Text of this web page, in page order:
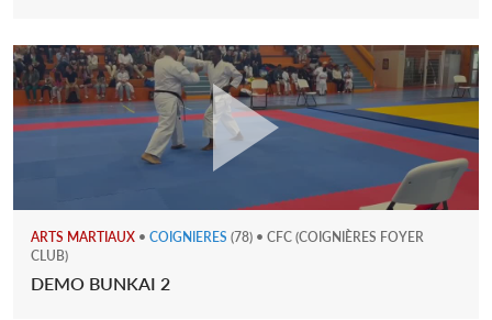
ARTS MARTIAUX • COIGNIERES (78) • CFC (COIGNIÈRES FOYER
CLUB)
DEMO BUNKAI 2